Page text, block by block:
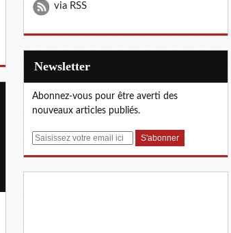
via RSS
Newsletter
Abonnez-vous pour être averti des
nouveaux articles publiés.
E